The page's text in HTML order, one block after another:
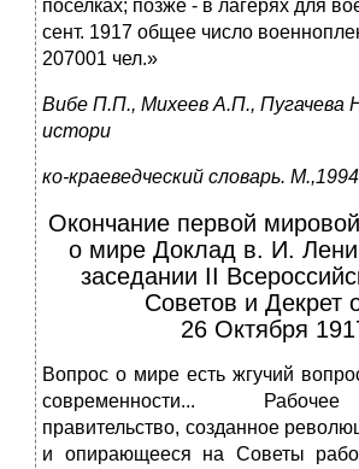
поселках; позже - в лагерях для
сент. 1917 общее число
207001 чел.»
Вибе П.П., Михеев А.П., Пугачева
истори
ко-краеведческий словарь.
Окончание первой
о мире Доклад в. И.
заседании II
Советов и Декpет
26 Октября
Вопpос о миpе есть жгучий
совpеменности...
правительство, созданное
и опиpающееся на Советы